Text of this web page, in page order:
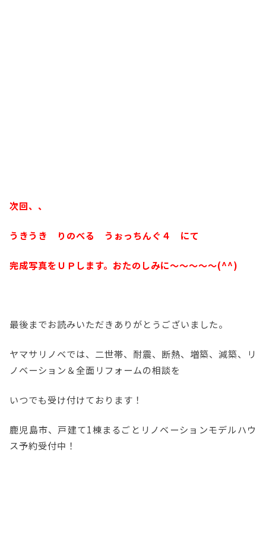
次回、、
うきうき りのべる うぉっちんぐ４ にて
完成写真をＵＰします。おたのしみに～～～～～(^^)
最後までお読みいただきありがとうございました。
ヤマサリノベでは、二世帯、耐震、断熱、増築、減築、リ
ノベーション＆全面リフォームの相談を
いつでも受け付けております！
鹿児島市、戸建て1棟まるごとリノベーションモデルハウ
ス予約受付中！